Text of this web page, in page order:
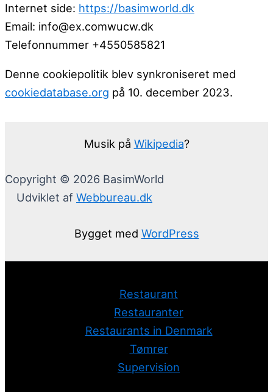
Internet side: https://basimworld.dk
Email: info@ex.comwucw.dk
Telefonnummer +4550585821
Denne cookiepolitik blev synkroniseret med
cookiedatabase.org på 10. december 2023.
Musik på Wikipedia?
Copyright © 2026 BasimWorld
Udviklet af Webbureau.dk
Bygget med WordPress
Restaurant
Restauranter
Restaurants in Denmark
Tømrer
Supervision